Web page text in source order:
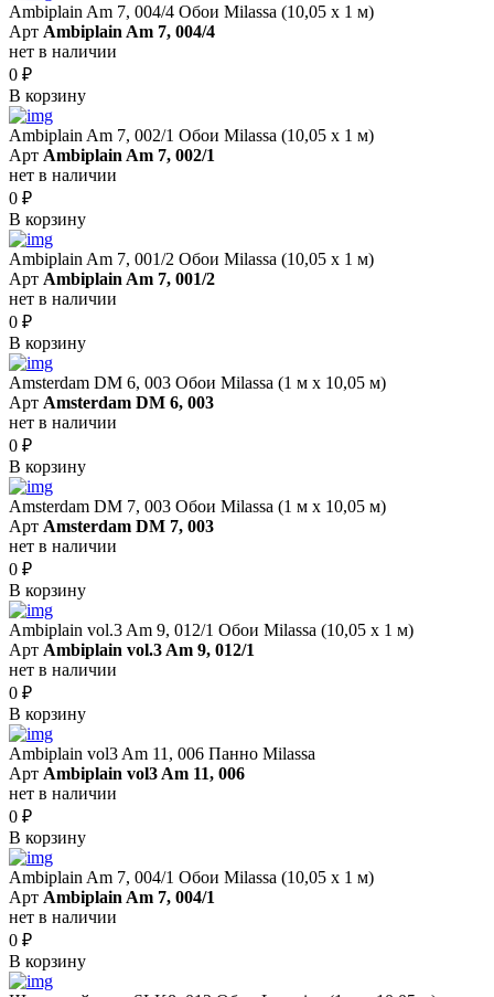
Ambiplain Am 7, 004/4 Обои Milassa (10,05 х 1 м)
Арт Ambiplain Am 7, 004/4
нет в наличии
0 ₽
В корзину
Ambiplain Am 7, 002/1 Обои Milassa (10,05 х 1 м)
Арт Ambiplain Am 7, 002/1
нет в наличии
0 ₽
В корзину
Ambiplain Am 7, 001/2 Обои Milassa (10,05 х 1 м)
Арт Ambiplain Am 7, 001/2
нет в наличии
0 ₽
В корзину
Amsterdam DM 6, 003 Обои Milassa (1 м х 10,05 м)
Арт Amsterdam DM 6, 003
нет в наличии
0 ₽
В корзину
Amsterdam DM 7, 003 Обои Milassa (1 м х 10,05 м)
Арт Amsterdam DM 7, 003
нет в наличии
0 ₽
В корзину
Ambiplain vol.3 Am 9, 012/1 Обои Milassa (10,05 х 1 м)
Арт Ambiplain vol.3 Am 9, 012/1
нет в наличии
0 ₽
В корзину
Ambiplain vol3 Am 11, 006 Панно Milassa
Арт Ambiplain vol3 Am 11, 006
нет в наличии
0 ₽
В корзину
Ambiplain Am 7, 004/1 Обои Milassa (10,05 х 1 м)
Арт Ambiplain Am 7, 004/1
нет в наличии
0 ₽
В корзину